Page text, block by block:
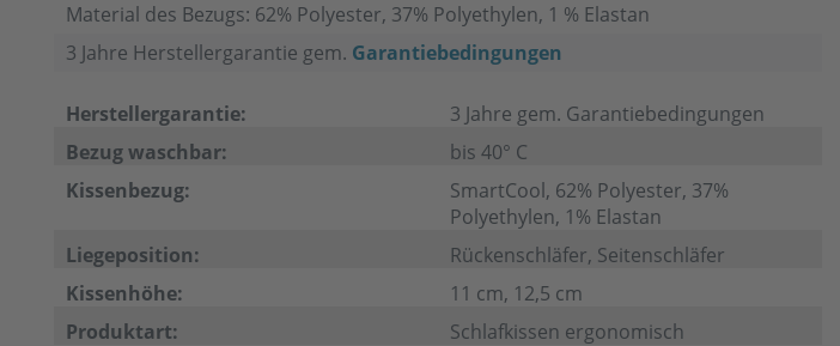
Material des Bezugs: 62% Polyester, 37% Polyethylen, 1 % Elastan
3 Jahre Herstellergarantie gem. Garantiebedingungen
Herstellergarantie:
3 Jahre gem. Garantiebedingungen
Bezug waschbar:
bis 40° C
Kissenbezug:
SmartCool, 62% Polyester, 37%
Polyethylen, 1% Elastan
Liegeposition:
Rückenschläfer, Seitenschläfer
Kissenhöhe:
11 cm, 12,5 cm
Produktart:
Schlafkissen ergonomisch